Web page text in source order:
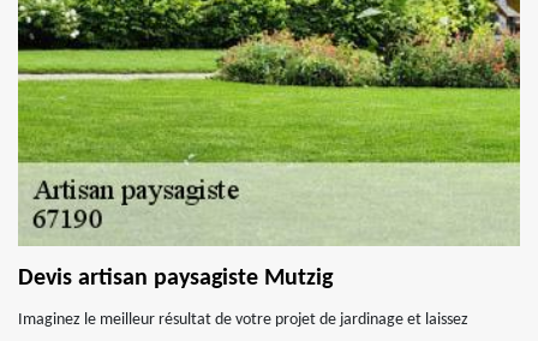
Devis artisan paysagiste Mutzig
Imaginez le meilleur résultat de votre projet de jardinage et laissez